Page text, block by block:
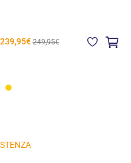
239,95€ 249,95€